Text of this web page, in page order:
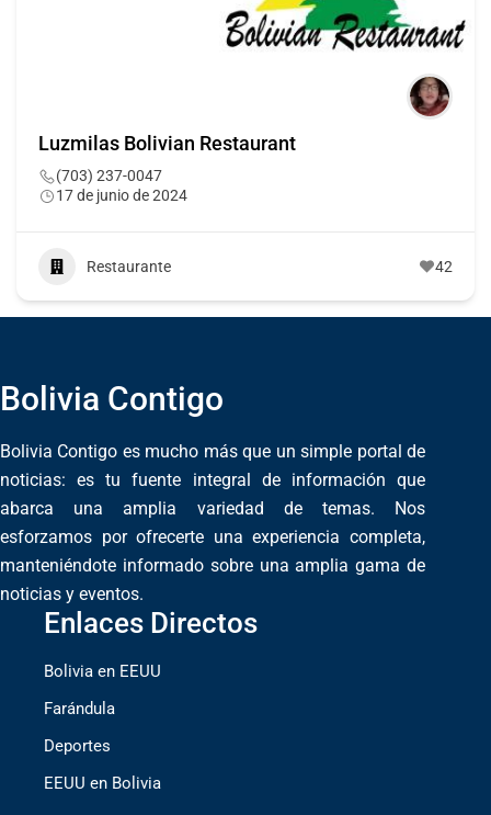
Luzmilas Bolivian Restaurant
(703) 237-0047
17 de junio de 2024
Restaurante 42
Bolivia Contigo
Bolivia Contigo es mucho más que un simple portal de
noticias: es tu fuente integral de información que
abarca una amplia variedad de temas. Nos
esforzamos por ofrecerte una experiencia completa,
manteniéndote informado sobre una amplia gama de
noticias y eventos.
Enlaces Directos
Bolivia en EEUU
Farándula
Deportes
EEUU en Bolivia